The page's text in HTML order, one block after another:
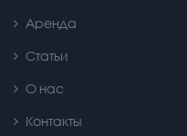
Аренда
Статьи
О нас
Контакты